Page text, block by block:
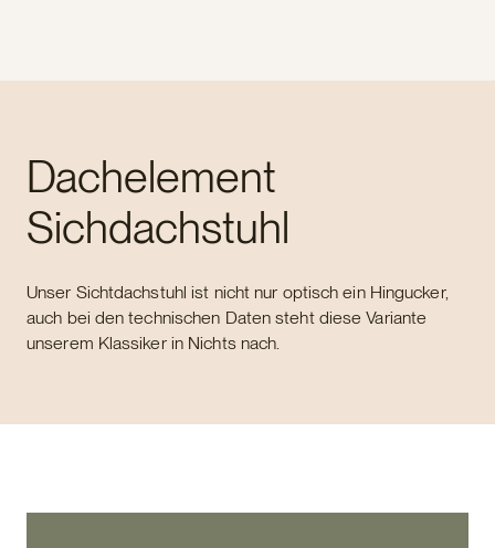
Dachelement
Sichdachstuhl
Unser Sichtdachstuhl ist nicht nur optisch ein Hingucker,
auch bei den technischen Daten steht diese Variante
unserem Klassiker in Nichts nach.